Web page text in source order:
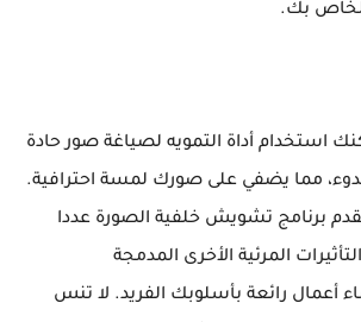
بك.
استخدام أداة التمويه لصياغة صور حادة
مما يضفي على صورك لمسة احترافية.
برنامج تشويش خلفية الصورة عددا
المرئية الأخرى المدمجة
أعمال رائعة بأسلوبك الفريد. لا تنس